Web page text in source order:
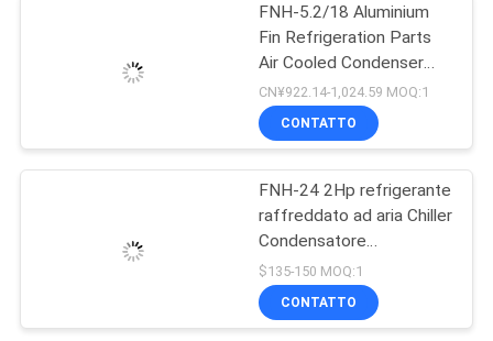
CASI
RICHIEDA
condensazione
raffreddata aria
37
FNH-5.2/18 Aluminium
Fin Refrigeration Parts
Air Cooled Condenser
Refrigeration Condenser
CN¥922.14-1,024.59 MOQ:1
CONTATTO
FNH-24 2Hp refrigerante
raffreddato ad aria Chiller
Condensatore
Ventilatore Motore
Progettazione
Ventilatore Coil Unit
$135-150 MOQ:1
CONTATTO